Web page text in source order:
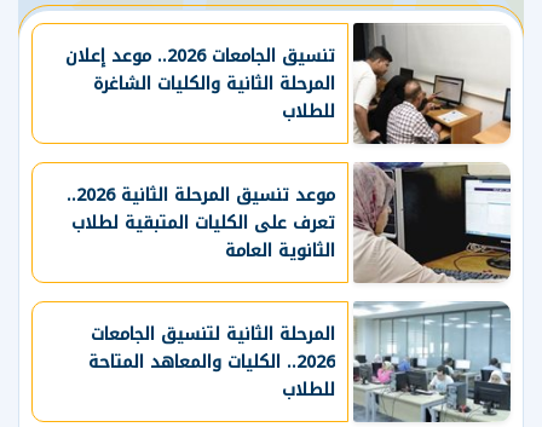
تنسيق الجامعات 2026.. موعد إعلان
المرحلة الثانية والكليات الشاغرة
للطلاب
موعد تنسيق المرحلة الثانية 2026..
تعرف على الكليات المتبقية لطلاب
الثانوية العامة
المرحلة الثانية لتنسيق الجامعات
2026.. الكليات والمعاهد المتاحة
للطلاب